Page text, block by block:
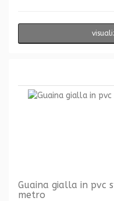
Guaina gialla in pvc
metro